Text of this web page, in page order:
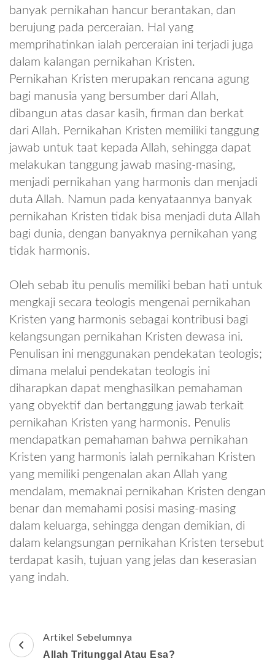
banyak pernikahan hancur berantakan, dan
berujung pada perceraian. Hal yang
memprihatinkan ialah perceraian ini terjadi juga
dalam kalangan pernikahan Kristen.
Pernikahan Kristen merupakan rencana agung
bagi manusia yang bersumber dari Allah,
dibangun atas dasar kasih, firman dan berkat
dari Allah. Pernikahan Kristen memiliki tanggung
jawab untuk taat kepada Allah, sehingga dapat
melakukan tanggung jawab masing-masing,
menjadi pernikahan yang harmonis dan menjadi
duta Allah. Namun pada kenyataannya banyak
pernikahan Kristen tidak bisa menjadi duta Allah
bagi dunia, dengan banyaknya pernikahan yang
tidak harmonis.
Oleh sebab itu penulis memiliki beban hati untuk
mengkaji secara teologis mengenai pernikahan
Kristen yang harmonis sebagai kontribusi bagi
kelangsungan pernikahan Kristen dewasa ini.
Penulisan ini menggunakan pendekatan teologis;
dimana melalui pendekatan teologis ini
diharapkan dapat menghasilkan pemahaman
yang obyektif dan bertanggung jawab terkait
pernikahan Kristen yang harmonis. Penulis
mendapatkan pemahaman bahwa pernikahan
Kristen yang harmonis ialah pernikahan Kristen
yang memiliki pengenalan akan Allah yang
mendalam, memaknai pernikahan Kristen dengan
benar dan memahami posisi masing-masing
dalam keluarga, sehingga dengan demikian, di
dalam kelangsungan pernikahan Kristen tersebut
terdapat kasih, tujuan yang jelas dan keserasian
yang indah.
Navigasi
Artikel
Artikel Sebelumnya
Allah Tritunggal Atau Esa?